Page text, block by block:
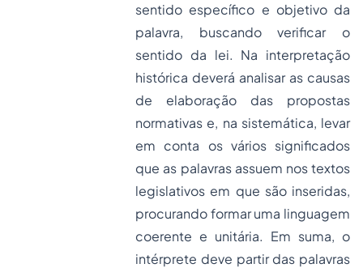
sentido específico e objetivo da
palavra, buscando verificar o
sentido da lei. Na interpretação
histórica deverá analisar as causas
de elaboração das propostas
normativas e, na sistemática, levar
em conta os vários significados
que as palavras assuem nos textos
legislativos em que são inseridas,
procurando formar uma linguagem
coerente e unitária. Em suma, o
intérprete deve partir das palavras